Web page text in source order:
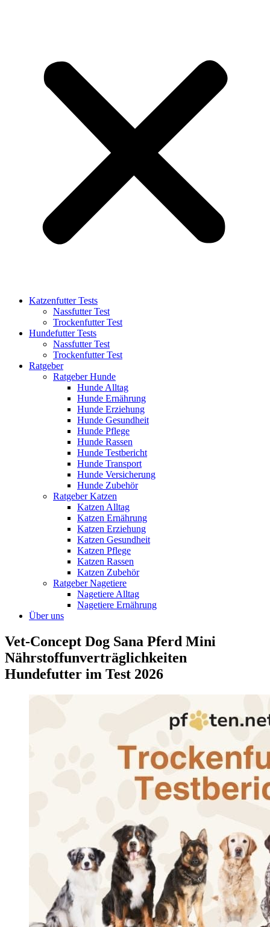
Katzenfutter Tests
Nassfutter Test
Trockenfutter Test
Hundefutter Tests
Nassfutter Test
Trockenfutter Test
Ratgeber
Ratgeber Hunde
Hunde Alltag
Hunde Ernährung
Hunde Erziehung
Hunde Gesundheit
Hunde Pflege
Hunde Rassen
Hunde Testbericht
Hunde Transport
Hunde Versicherung
Hunde Zubehör
Ratgeber Katzen
Katzen Alltag
Katzen Ernährung
Katzen Erziehung
Katzen Gesundheit
Katzen Pflege
Katzen Rassen
Katzen Zubehör
Ratgeber Nagetiere
Nagetiere Alltag
Nagetiere Ernährung
Über uns
Vet-Concept Dog Sana Pferd Mini
Nährstoffunverträglichkeiten
Hundefutter im Test 2026